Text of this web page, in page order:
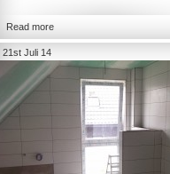
Read more
21st Juli 14